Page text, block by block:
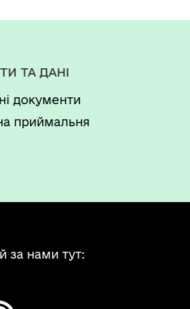
в Україні”,
ТА ДАНІ
документи
приймальня
за нами тут: